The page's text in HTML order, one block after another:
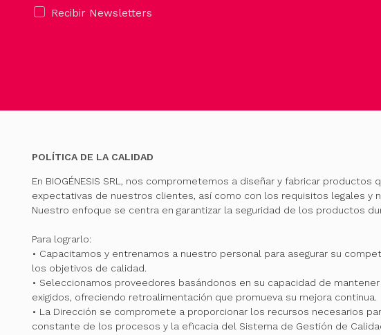
Recibir Newsletters
POLÍTICA DE LA CALIDAD
En BIOGÉNESIS SRL, nos comprometemos a diseñar y fabricar productos
expectativas de nuestros clientes, así como con los requisitos legales y
Nuestro enfoque se centra en garantizar la seguridad de los productos
Para lograrlo:
• Capacitamos y entrenamos a nuestro personal para asegurar su
los objetivos de calidad.
• Seleccionamos proveedores basándonos en su capacidad de
exigidos, ofreciendo retroalimentación que promueva su mejora continua.
• La Dirección se compromete a proporcionar los recursos necesarios
constante de los procesos y la eficacia del Sistema de Gestión de